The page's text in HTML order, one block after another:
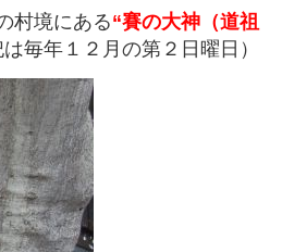
村境にある“賽の大神（道祖
毎年１２月の第２日曜日）